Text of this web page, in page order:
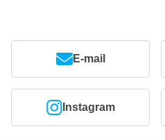
E-mail
Instagram